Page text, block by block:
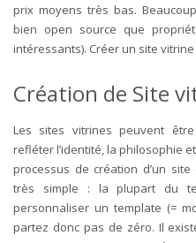
prix moyens très bas.
bien open source que
intéressants). Créer un site
Création de Site
Les sites vitrines peuvent
refléter l’identité, la philosophie
processus de création d’un
très simple : la plupart du
personnaliser un template (=
partez donc pas de zéro. Il